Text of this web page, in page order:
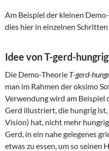
Am Beispiel der kleinen
dies hier in einzelnen Schritten
Idee von T-gerd-
Die Demo-Theorie T-gerd-
man im Rahmen der oksimo
Verwendung wird am Beispiel
Gerd illustriert, die hungrig ist,
Vision) hat, nicht mehr
Gerd, in ein nahe gelegenes
etwas zu essen, um so seinen